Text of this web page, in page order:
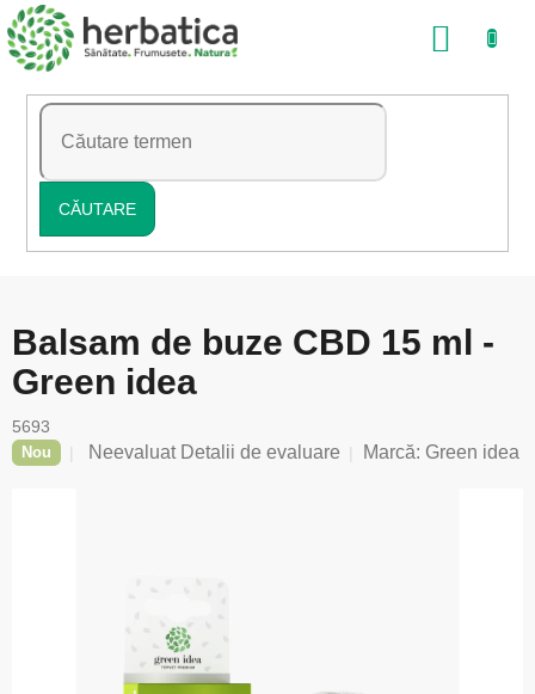
Treci
la
conținut
CĂUTARE
COŞ
Balsam de buze CBD 15 ml -
Green idea
5693
Nou
Evaluarea
Neevaluat Detalii de evaluare Marcă: Green idea